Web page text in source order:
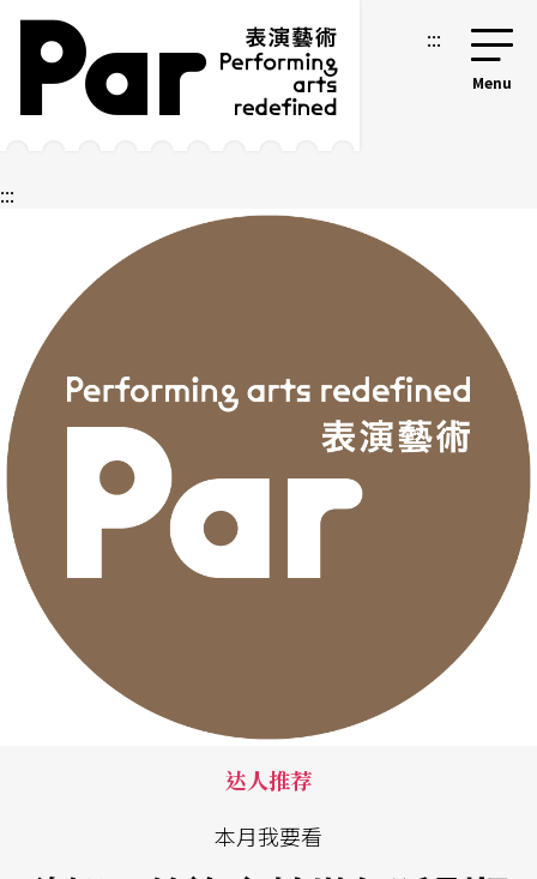
跳到主要内容区块
网站导览 :::
:::
达人推荐
本月我要看